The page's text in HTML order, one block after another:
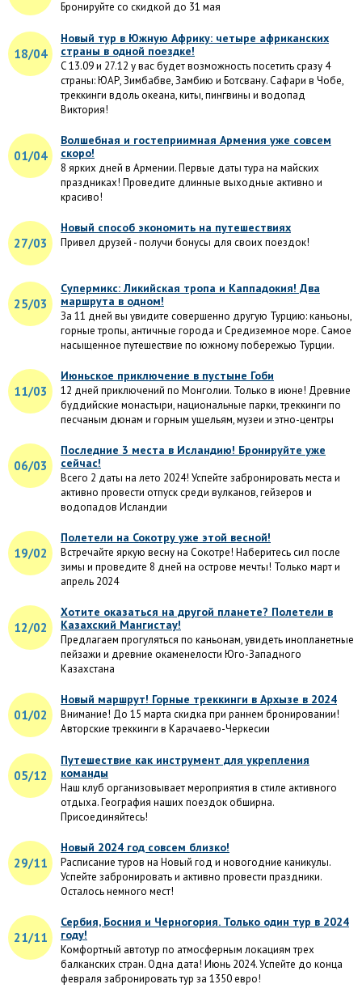
Бронируйте со скидкой до 31 мая
18/04
Новый тур в Южную Африку: четыре африканских
страны в одной поездке!
C 13.09 и 27.12 у вас будет возможность посетить сразу 4
страны: ЮАР, Зимбабве, Замбию и Ботсвану. Сафари в Чобе,
треккинги вдоль океана, киты, пингвины и водопад
Виктория!
01/04
Волшебная и гостеприимная Армения уже совсем
скоро!
8 ярких дней в Армении. Первые даты тура на майских
праздниках! Проведите длинные выходные активно и
красиво!
27/03
Новый способ экономить на путешествиях
Привел друзей - получи бонусы для своих поездок!
25/03
Супермикс: Ликийская тропа и Каппадокия! Два
маршрута в одном!
За 11 дней вы увидите совершенно другую Турцию: каньоны,
горные тропы, античные города и Средиземное море. Самое
насыщенное путешествие по южному побережью Турции.
11/03
Июньское приключение в пустыне Гоби
12 дней приключений по Монголии. Только в июне! Древние
буддийские монастыри, национальные парки, треккинги по
песчаным дюнам и горным ущельям, музеи и этно-центры
06/03
Последние 3 места в Исландию! Бронируйте уже
сейчас!
Всего 2 даты на лето 2024! Успейте забронировать места и
активно провести отпуск среди вулканов, гейзеров и
водопадов Исландии
19/02
Полетели на Сокотру уже этой весной!
Встречайте яркую весну на Сокотре! Наберитесь сил после
зимы и проведите 8 дней на острове мечты! Только март и
апрель 2024
12/02
Хотите оказаться на другой планете? Полетели в
Казахский Мангистау!
Предлагаем прогуляться по каньонам, увидеть инопланетные
пейзажи и древние окаменелости Юго-Западного
Казахстана
01/02
Новый маршрут! Горные треккинги в Архызе в 2024
Внимание! До 15 марта скидка при раннем бронировании!
Авторские треккинги в Карачаево-Черкесии
05/12
Путешествие как инструмент для укрепления
команды
Наш клуб организовывает мероприятия в стиле активного
отдыха. География наших поездок обширна.
Присоединяйтесь!
29/11
Новый 2024 год совсем близко!
Расписание туров на Новый год и новогодние каникулы.
Успейте забронировать и активно провести праздники.
Осталось немного мест!
21/11
Сербия, Босния и Черногория. Только один тур в 2024
году!
Комфортный автотур по атмосферным локациям трех
балканских стран. Одна дата! Июнь 2024. Успейте до конца
февраля забронировать тур за 1350 евро!